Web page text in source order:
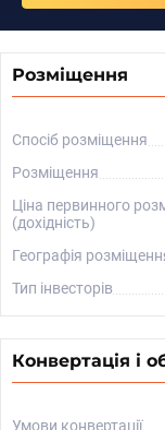
Розміщення
Спосіб розміщення
Розміщення
Ціна первинного
(дохідність)
Географія
Тип інвесторів
Конвертація і
Умови конвертації